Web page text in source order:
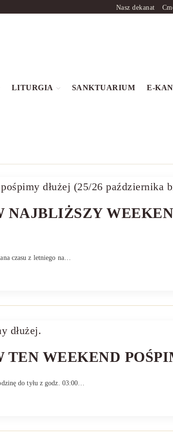
Nasz dekanat
LITURGIA SANKTUARIUM E-
czasu z letniego na…
WEEKEND
do tyłu z godz. 03:00…